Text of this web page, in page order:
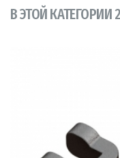
В ЭТОЙ КАТЕГОРИИ